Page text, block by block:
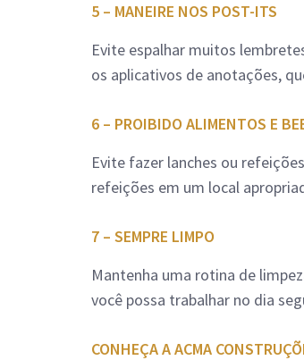
5 – MANEIRE NOS POST-ITS
Evite espalhar muitos
os aplicativos de anotações,
6 – PROIBIDO ALIMENTOS E
Evite fazer lanches ou
refeições em um local
7 – SEMPRE LIMPO
Mantenha uma rotina de
você possa trabalhar no dia
CONHEÇA A ACMA